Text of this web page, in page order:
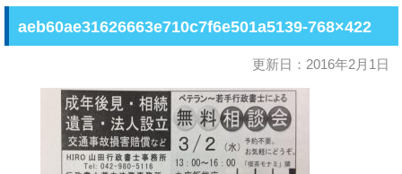
aeb60ae31626663e710c7f6e501a5139-768×422
更新日：2016年2月1日